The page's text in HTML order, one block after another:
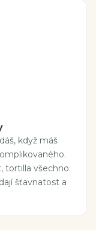
když máš
tortilla všechno
šťavnatost a